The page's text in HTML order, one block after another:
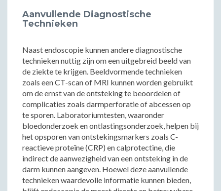
Aanvullende Diagnostische
Technieken
Naast endoscopie kunnen andere diagnostische
technieken nuttig zijn om een uitgebreid beeld van
de ziekte te krijgen. Beeldvormende technieken
zoals een CT-scan of MRI kunnen worden gebruikt
om de ernst van de ontsteking te beoordelen of
complicaties zoals darmperforatie of abcessen op
te sporen. Laboratoriumtesten, waaronder
bloedonderzoek en ontlastingsonderzoek, helpen bij
het opsporen van ontstekingsmarkers zoals C-
reactieve proteïne (CRP) en calprotectine, die
indirect de aanwezigheid van een ontsteking in de
darm kunnen aangeven. Hoewel deze aanvullende
technieken waardevolle informatie kunnen bieden,